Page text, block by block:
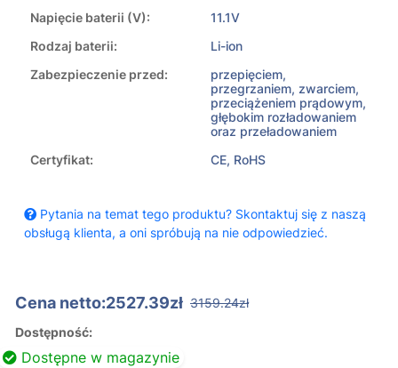
Napięcie baterii (V):
11.1V
Rodzaj baterii:
Li-ion
Zabezpieczenie przed:
przepięciem,
przegrzaniem, zwarciem,
przeciążeniem prądowym,
głębokim rozładowaniem
oraz przeładowaniem
Certyfikat:
CE, RoHS
Pytania na temat tego produktu? Skontaktuj się z naszą
obsługą klienta, a oni spróbują na nie odpowiedzieć.
Cena netto:2527.39zł 3159.24zł
Dostępność:
Dostępne w magazynie